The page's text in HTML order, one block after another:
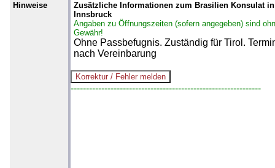
Hinweise
Zusätzliche Informationen zum Brasilien Konsulat in
Innsbruck
Angaben zu Öffnungszeiten (sofern angegeben) sind
Gewähr!
Ohne Passbefugnis. Zuständig für Tirol.
nach Vereinbarung
--------------------------------------------------------------